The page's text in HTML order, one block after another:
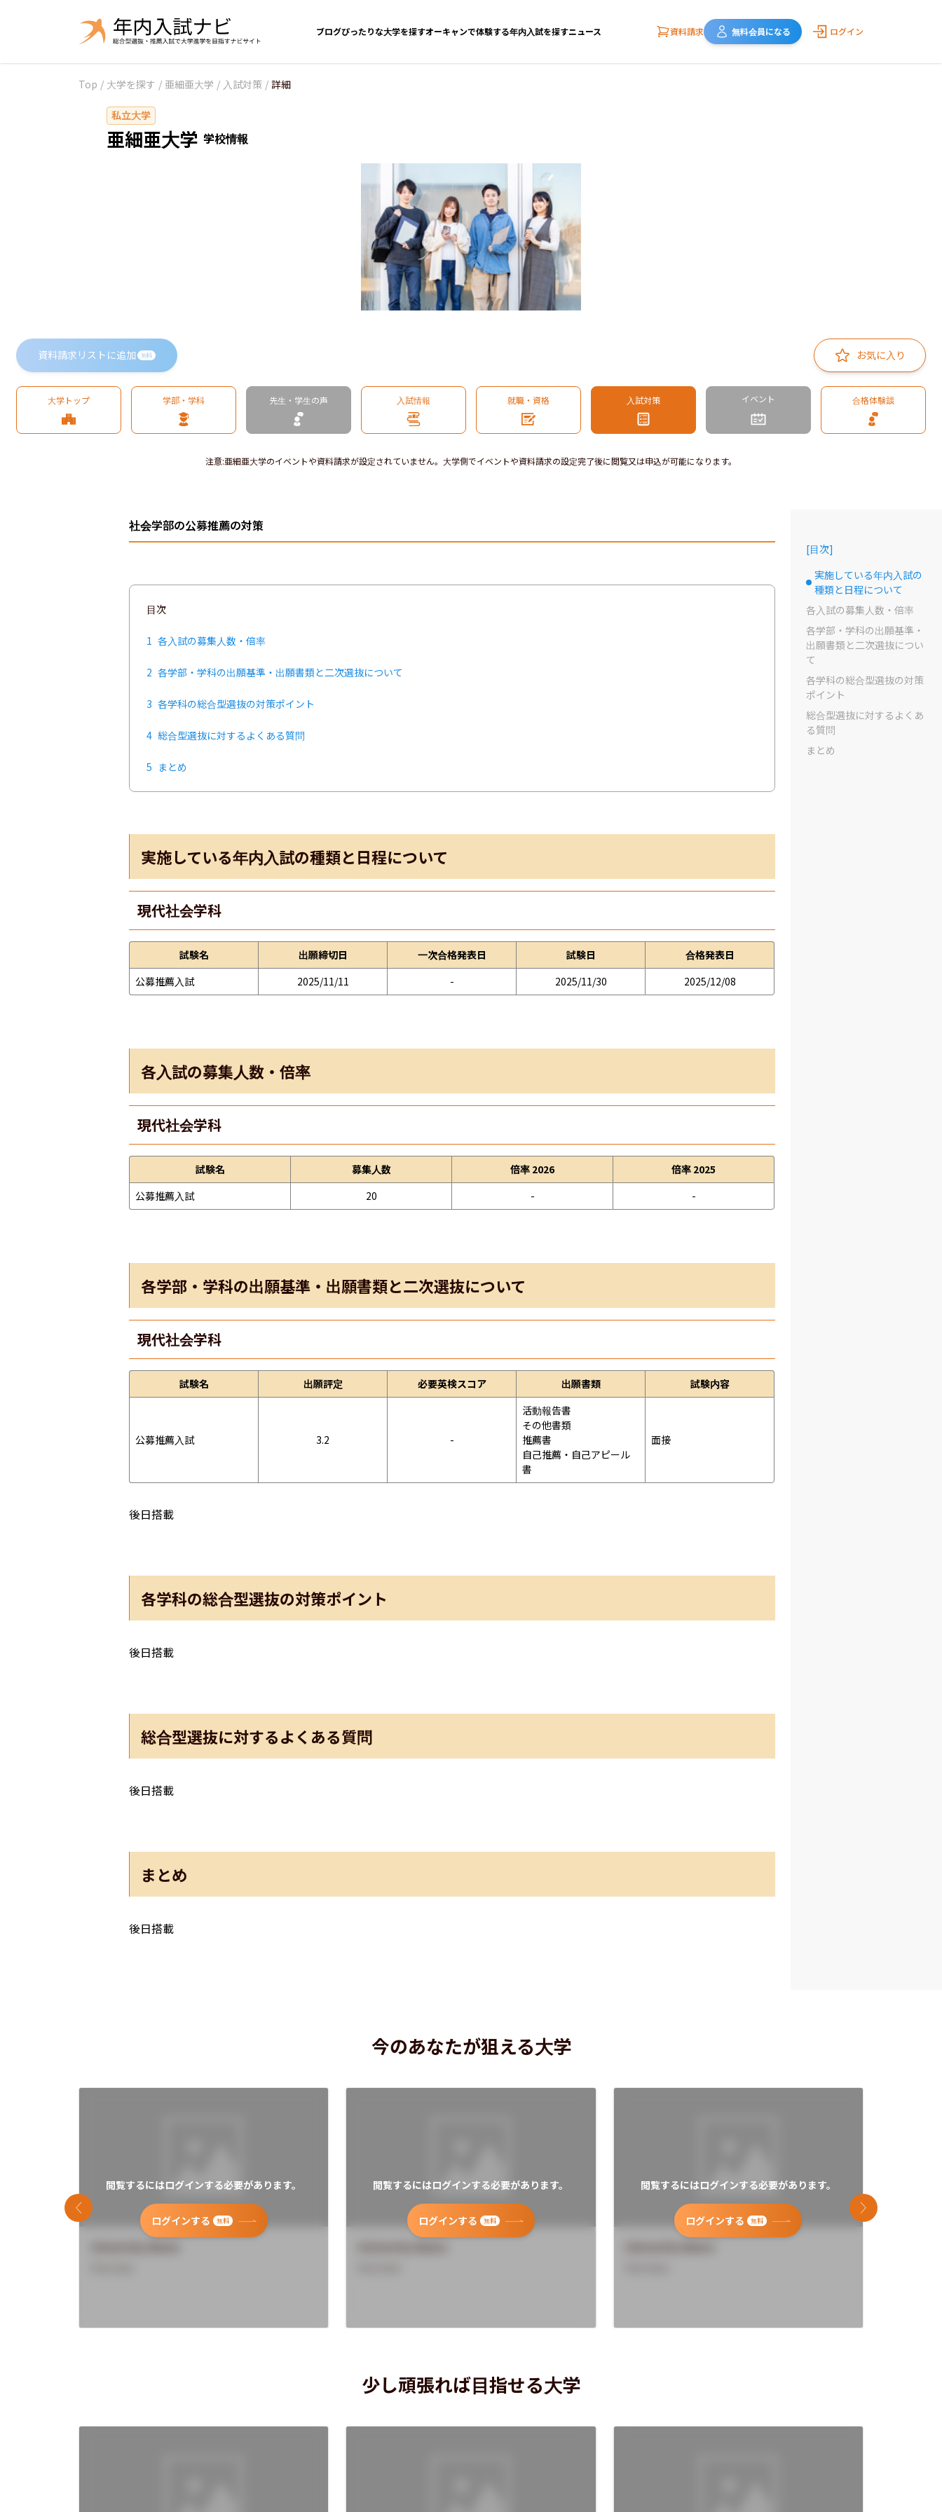
ブログぴったりな大学を探すオーキャンで体験する年内入試を探すニュース 資料請求 無料会員になる ログイン
Top / 大学を探す / 亜細亜大学 / 入試対策 / 詳細
私立大学
亜細亜大学 学校情報
資料請求リストに追加 無料 お気に入り
大学トップ 学部・学科 先生・学生の声 入試情報 就職・資格 入試対策 イベント 合格体験談
注意:亜細亜大学のイベントや資料請求が設定されていません。大学側でイベントや資料請求の設定完了後に閲覧又は申込が可能になります。
社会学部の公募推薦の対策
目次
1 各入試の募集人数・倍率
2 各学部・学科の出願基準・出願書類と二次選抜について
3 各学科の総合型選抜の対策ポイント
4 総合型選抜に対するよくある質問
5 まとめ
実施している年内入試の種類と日程について
現代社会学科
試験名 出願締切日 一次合格発表日 試験日
合格発表日
公募推薦入試
2025/11/11 - 2025/11/30 2025/12/08
各入試の募集人数・倍率
現代社会学科
試験名 募集人数 倍率 2026
倍率 2025
公募推薦入試
20 - -
各学部・学科の出願基準・出願書類と二次選抜について
現代社会学科
試験名 出願評定 必要英検スコア 出願書類 試験内容
公募推薦入試 3.2 -
活動報告書
その他書類
推薦書
自己推薦・自己アピール
書
面接
後日搭載
各学科の総合型選抜の対策ポイント
後日搭載
総合型選抜に対するよくある質問
後日搭載
まとめ
後日搭載
[目次]
選択中のドット
実施している年内入試の
種類と日程について
各入試の募集人数・倍率
各学部・学科の出願基準・
出願書類と二次選抜につい
て
各学科の総合型選抜の対策
ポイント
総合型選抜に対するよくあ
る質問
まとめ
今のあなたが狙える大学
閲覧するにはログインする必要があります。
ログインする 無料
閲覧するにはログインする必要があります。
ログインする 無料
閲覧するにはログインする必要があります。
ログインする 無料
前のスライド 次のスライド
少し頑張れば目指せる大学